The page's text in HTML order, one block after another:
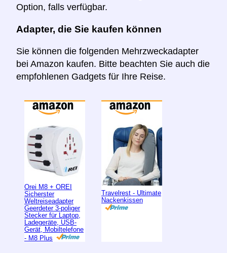
Option, falls verfügbar.
Adapter, die Sie kaufen können
Sie können die folgenden Mehrzweckadapter
bei Amazon kaufen. Bitte beachten Sie auch die
empfohlenen Gadgets für Ihre Reise.
Orei M8 + OREI
Sicherster
Weltreiseadapter
Geerdeter 3-poliger
Stecker für Laptop,
Ladegeräte, USB-
Gerät, Mobiltelefone
- M8 Plus
Travelrest - Ultimate
Nackenkissen